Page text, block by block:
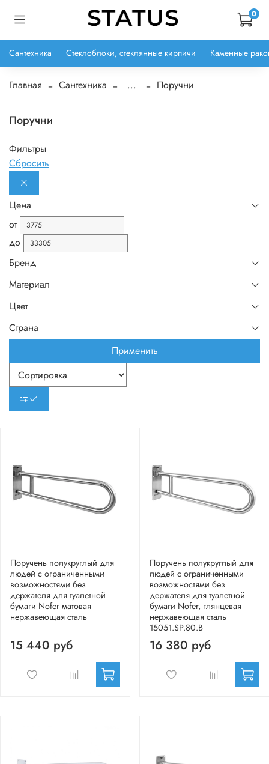
0
Сантехника Стеклоблоки, стеклянные кирпичи Каменные
Главная Сантехника ... Поручни
Поручни
Поручень полукруглый для
людей с ограниченными
возможностями без
держателя для туалетной
бумаги Nofer матовая
нержавеющая сталь
15 440 руб
Поручень полукруглый для
людей с ограниченными
возможностями без
держателя для туалетной
бумаги Nofer, глянцевая
нержавеющая сталь
15051.SP.80.B
16 380 руб
Фильтры
Сбросить
Цена
от
до
Бренд
Материал
Цвет
Страна
Применить